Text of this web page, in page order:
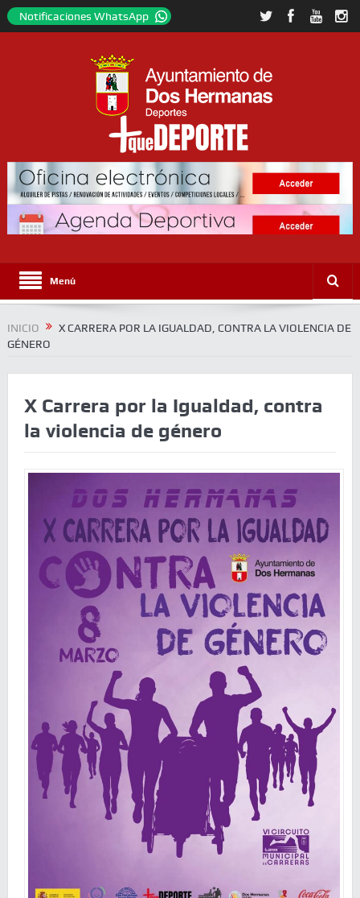
Notificaciones WhatsApp
Menú
INICIO
X CARRERA POR LA IGUALDAD, CONTRA LA VIOLENCIA DE
GÉNERO
X Carrera por la Igualdad, contra
la violencia de género